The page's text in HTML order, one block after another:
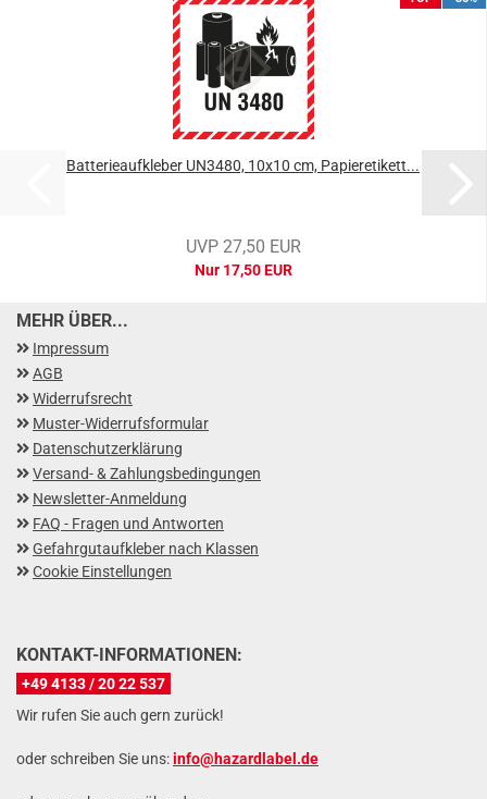
Batterieaufkleber UN3480, 10x10 cm, Papieretikett...
UVP 27,50 EUR
Nur 17,50 EUR
MEHR ÜBER...
Impressum
AGB
Widerrufsrecht
Muster-Widerrufsformular
Datenschutzerklärung
Versand- & Zahlungsbedingungen
Newsletter-Anmeldung
FAQ - Fragen und Antworten
Gefahrgutaufkleber nach Klassen
Cookie Einstellungen
KONTAKT-INFORMATIONEN:
+49 4133 / 20 22 537
Wir rufen Sie auch gern zurück!
oder schreiben Sie uns:info@hazardlabel.de